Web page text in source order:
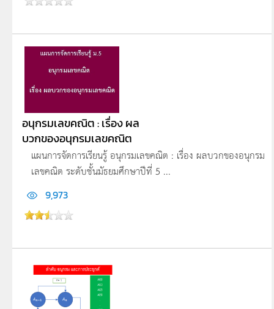
อนุกรมเลขคณิต : เรื่อง ผล
บวกของอนุกรมเลขคณิต
แผนการจัดการเรียนรู้ อนุกรมเลขคณิต : เรื่อง ผลบวกของอนุกรม
เลขคณิต ระดับชั้นมัธยมศึกษาปีที่ 5 ...
9,973